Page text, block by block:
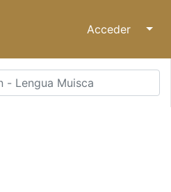
Acceder ↓